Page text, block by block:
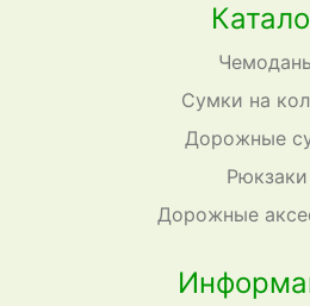
Сумки на
Дорожные
Рюкзаки
Дорожные